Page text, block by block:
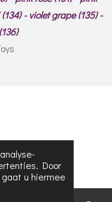
Door
u hiermee
- violet grape (135) -